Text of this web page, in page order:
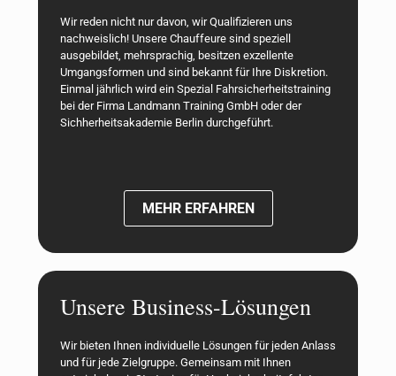
Wir reden nicht nur davon, wir Qualifizieren uns
nachweislich! Unsere Chauffeure sind speziell
ausgebildet, mehrsprachig, besitzen exzellente
Umgangsformen und sind bekannt für Ihre Diskretion.
Einmal jährlich wird ein Spezial Fahrsicherheitstraining
bei der Firma Landmann Training GmbH oder der
Sichherheitsakademie Berlin durchgeführt.
MEHR ERFAHREN
Unsere Business-Lösungen
Wir bieten Ihnen individuelle Lösungen für jeden Anlass
und für jede Zielgruppe. Gemeinsam mit Ihnen